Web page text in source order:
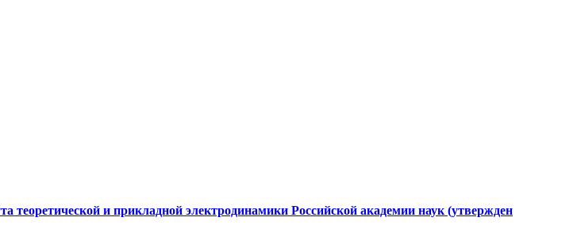
теоретической и прикладной электродинамики Российской академии наук (утвержден